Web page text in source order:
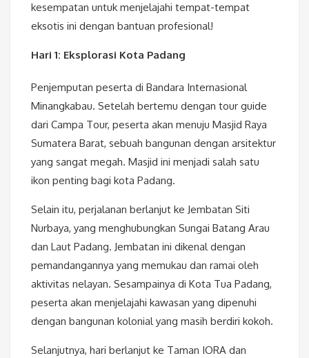
kesempatan untuk menjelajahi tempat-tempat
eksotis ini dengan bantuan profesional!
Hari 1: Eksplorasi Kota Padang
Penjemputan peserta di Bandara Internasional
Minangkabau. Setelah bertemu dengan tour guide
dari Campa Tour, peserta akan menuju Masjid Raya
Sumatera Barat, sebuah bangunan dengan arsitektur
yang sangat megah. Masjid ini menjadi salah satu
ikon penting bagi kota Padang.
Selain itu, perjalanan berlanjut ke Jembatan Siti
Nurbaya, yang menghubungkan Sungai Batang Arau
dan Laut Padang. Jembatan ini dikenal dengan
pemandangannya yang memukau dan ramai oleh
aktivitas nelayan. Sesampainya di Kota Tua Padang,
peserta akan menjelajahi kawasan yang dipenuhi
dengan bangunan kolonial yang masih berdiri kokoh.
Selanjutnya, hari berlanjut ke Taman IORA dan